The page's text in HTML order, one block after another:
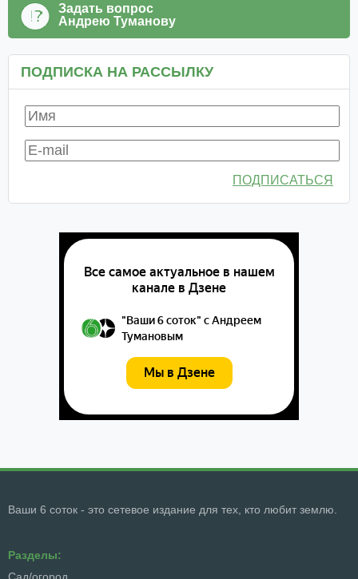
Задать вопрос
Андрею Туманову
ПОДПИСКА НА РАССЫЛКУ
ПОДПИСАТЬСЯ
Ваши 6 соток - это сетевое издание для тех, кто любит землю.
Разделы: